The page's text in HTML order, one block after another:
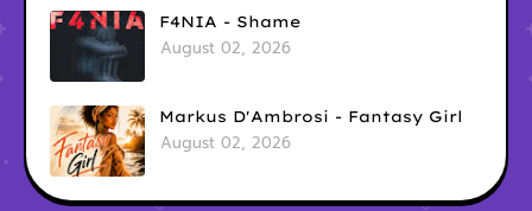
F4NIA - Shame
August 02, 2026
Markus D'Ambrosi - Fantasy Girl
August 02, 2026